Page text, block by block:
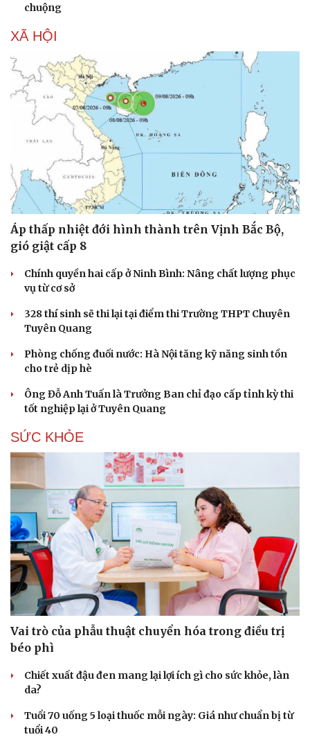
Sức khỏe
Dinh dưỡng - món ngon
Cây thuốc
Sản phụ khoa
Nhi khoa
Nam khoa
Làm đẹp - giảm cân
Phòng mạch online
Ăn sạch sống khỏe
Nhà đẹp
Blog
Tình yêu - Gia đình
chuộng
XÃ HỘI
Áp thấp nhiệt đới hình thành trên Vịnh Bắc Bộ,
gió giật cấp 8
Chính quyền hai cấp ở Ninh Bình: Nâng chất lượng phục
vụ từ cơ sở
328 thí sinh sẽ thi lại tại điểm thi Trường THPT Chuyên
Tuyên Quang
Phòng chống đuối nước: Hà Nội tăng kỹ năng sinh tồn
cho trẻ dịp hè
Ông Đỗ Anh Tuấn là Trưởng Ban chỉ đạo cấp tỉnh kỳ thi
tốt nghiệp lại ở Tuyên Quang
SỨC KHỎE
Vai trò của phẫu thuật chuyển hóa trong điều trị
béo phì
Chiết xuất đậu đen mang lại lợi ích gì cho sức khỏe, làn
da?
Tuổi 70 uống 5 loại thuốc mỗi ngày: Giá như chuẩn bị từ
tuổi 40